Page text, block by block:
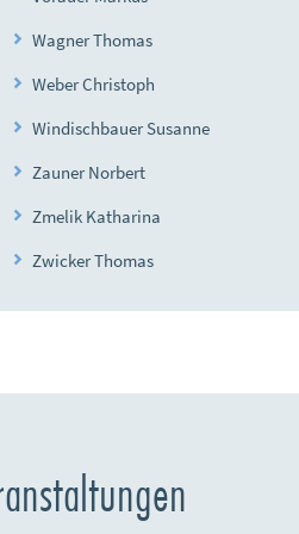
Wagner Thomas
Weber Christoph
Windischbauer Susanne
Zauner Norbert
Zmelik Katharina
Zwicker Thomas